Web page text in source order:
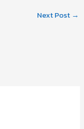
Next Post →